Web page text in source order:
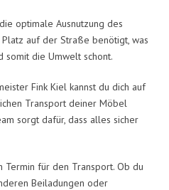
optimale Ausnutzung des
auf der Straße benötigt, was
somit die Umwelt schont.
Fink Kiel kannst du dich auf
Transport deiner Möbel
sorgt dafür, dass alles sicher
Termin für den Transport. Ob du
Beiladungen oder